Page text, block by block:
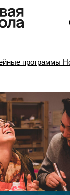
программы